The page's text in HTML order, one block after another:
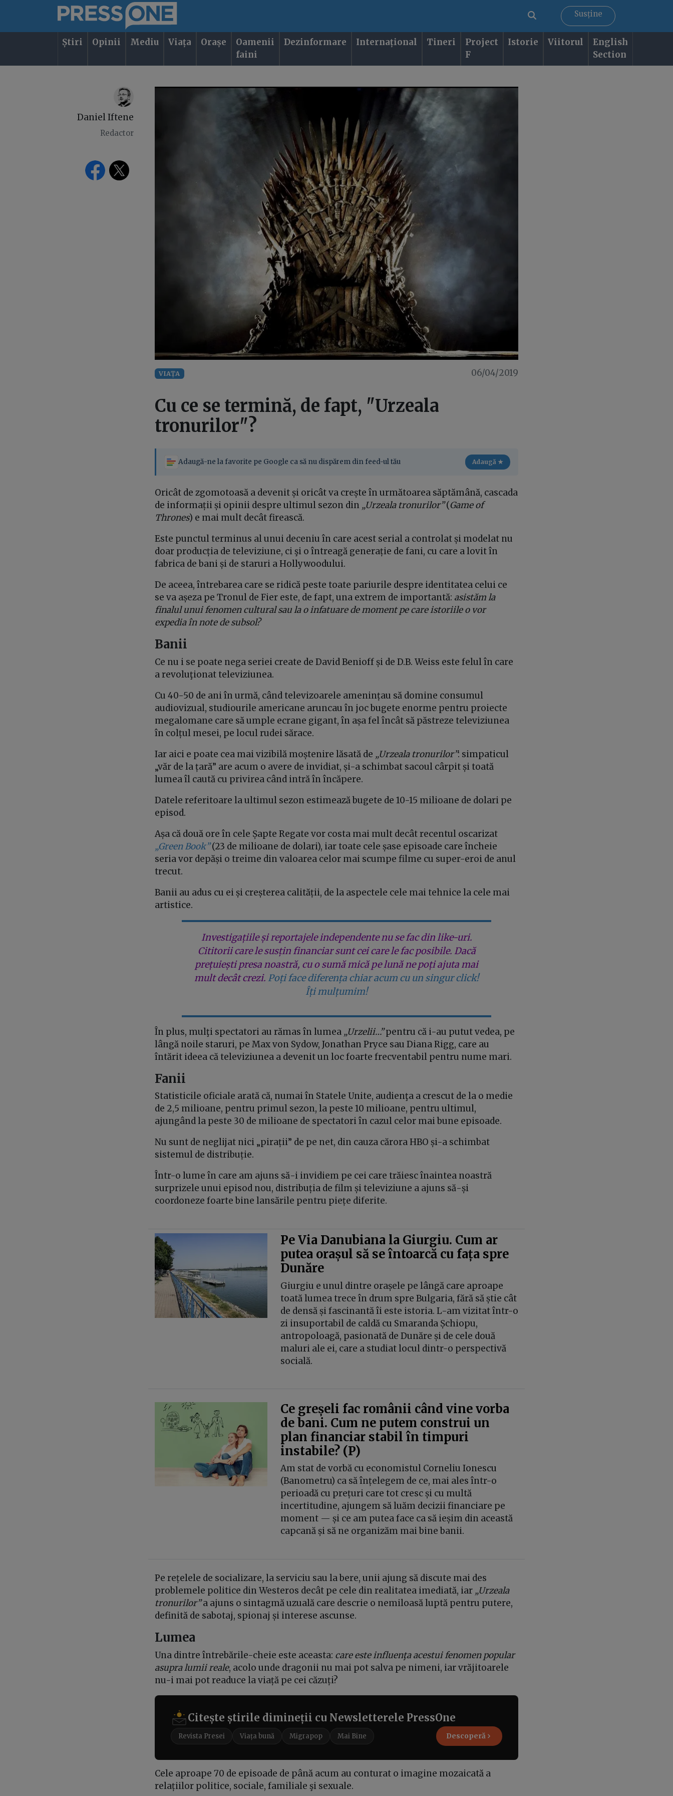
Susține
Știri Opinii Mediu Viața Orașe
Oamenii
faini
Dezinformare Internațional Tineri
Project
F
Istorie Viitorul
English
Section
Daniel Iftene
Redactor
VIAȚA 06/04/2019
Cu ce se termină, de fapt, "Urzeala
tronurilor"?
Adaugă-ne la favorite pe Google ca să nu dispărem din feed-ul tău Adaugă ★
Oricât de zgomotoasă a devenit și oricât va crește în următoarea săptămână, cascada
de informații și opinii despre ultimul sezon din „Urzeala tronurilor”(Game of
Thrones) e mai mult decât firească.
Este punctul terminus al unui deceniu în care acest serial a controlat și modelat nu
doar producția de televiziune, ci şi o întreagă generație de fani, cu care a lovit în
fabrica de bani și de staruri a Hollywoodului.
De aceea, întrebarea care se ridică peste toate pariurile despre identitatea celui ce
se va așeza pe Tronul de Fier este, de fapt, una extrem de importantă: asistăm la
finalul unui fenomen cultural sau la o infatuare de moment pe care istoriile o vor
expedia în note de subsol?
Banii
Ce nu i se poate nega seriei create de David Benioff și de D.B. Weiss este felul în care
a revoluţionat televiziunea.
Cu 40-50 de ani în urmă, când televizoarele amenințau să domine consumul
audiovizual, studiourile americane aruncau în joc bugete enorme pentru proiecte
megalomane care să umple ecrane gigant, în așa fel încât să păstreze televiziunea
în colțul mesei, pe locul rudei sărace.
Iar aici e poate cea mai vizibilă moștenire lăsată de „Urzeala tronurilor”: simpaticul
„văr de la țară” are acum o avere de invidiat, și-a schimbat sacoul cârpit și toată
lumea îl caută cu privirea când intră în încăpere.
Datele referitoare la ultimul sezon estimează bugete de 10-15 milioane de dolari pe
episod.
Așa că două ore în cele Șapte Regate vor costa mai mult decât recentul oscarizat
„Green Book”(23 de milioane de dolari), iar toate cele șase episoade care încheie
seria vor depăși o treime din valoarea celor mai scumpe filme cu super-eroi de anul
trecut.
Banii au adus cu ei și creșterea calității, de la aspectele cele mai tehnice la cele mai
artistice.
Investigațiile și reportajele independente nu se fac din like-uri.
Cititorii care le susțin financiar sunt cei care le fac posibile. Dacă
prețuiești presa noastră, cu o sumă mică pe lună ne poți ajuta mai
mult decât crezi. Poți face diferența chiar acum cu un singur click!
Îți mulțumim!
În plus, mulţi spectatori au rămas în lumea „Urzelii…”pentru că i-au putut vedea, pe
lângă noile staruri, pe Max von Sydow, Jonathan Pryce sau Diana Rigg, care au
întărit ideea că televiziunea a devenit un loc foarte frecventabil pentru nume mari.
Fanii
Statisticile oficiale arată că, numai în Statele Unite, audienţa a crescut de la o medie
de 2,5 milioane, pentru primul sezon, la peste 10 milioane, pentru ultimul,
ajungând la peste 30 de milioane de spectatori în cazul celor mai bune episoade.
Nu sunt de neglijat nici „pirații” de pe net, din cauza cărora HBO și-a schimbat
sistemul de distribuție.
Într-o lume în care am ajuns să-i invidiem pe cei care trăiesc înaintea noastră
surprizele unui episod nou, distribuția de film și televiziune a ajuns să-și
coordoneze foarte bine lansările pentru piețe diferite.
Pe Via Danubiana la Giurgiu. Cum ar
putea orașul să se întoarcă cu fața spre
Dunăre
Giurgiu e unul dintre orașele pe lângă care aproape
toată lumea trece în drum spre Bulgaria, fără să știe cât
de densă și fascinantă îi este istoria. L-am vizitat într-o
zi insuportabil de caldă cu Smaranda Șchiopu,
antropoloagă, pasionată de Dunăre și de cele două
maluri ale ei, care a studiat locul dintr-o perspectivă
socială.
Ce greșeli fac românii când vine vorba
de bani. Cum ne putem construi un
plan financiar stabil în timpuri
instabile? (P)
Am stat de vorbă cu economistul Corneliu Ionescu
(Banometru) ca să înțelegem de ce, mai ales într-o
perioadă cu prețuri care tot cresc și cu multă
incertitudine, ajungem să luăm decizii financiare pe
moment — și ce am putea face ca să ieșim din această
capcană și să ne organizăm mai bine banii.
Pe rețelele de socializare, la serviciu sau la bere, unii ajung să discute mai des
problemele politice din Westeros decât pe cele din realitatea imediată, iar „Urzeala
tronurilor”a ajuns o sintagmă uzuală care descrie o nemiloasă luptă pentru putere,
definită de sabotaj, spionaj și interese ascunse.
Lumea
Una dintre întrebările-cheie este aceasta: care este influenţa acestui fenomen popular
asupra lumii reale, acolo unde dragonii nu mai pot salva pe nimeni, iar vrăjitoarele
nu-i mai pot readuce la viață pe cei căzuți?
Citește știrile dimineții cu Newsletterele PressOne
Revista Presei Viața bună Migrapop Mai Bine Descoperă
Cele aproape 70 de episoade de până acum au conturat o imagine mozaicată a
relațiilor politice, sociale, familiale şi sexuale.